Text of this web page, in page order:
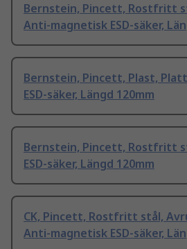
Bernstein, Pincett, Rostfritt
Anti-magnetisk ESD-säker,
Bernstein, Pincett, Plast,
ESD-säker, Längd 120mm
Bernstein, Pincett, Rostfritt
ESD-säker, Längd 120mm
CK, Pincett, Rostfritt stål,
Anti-magnetisk ESD-säker,